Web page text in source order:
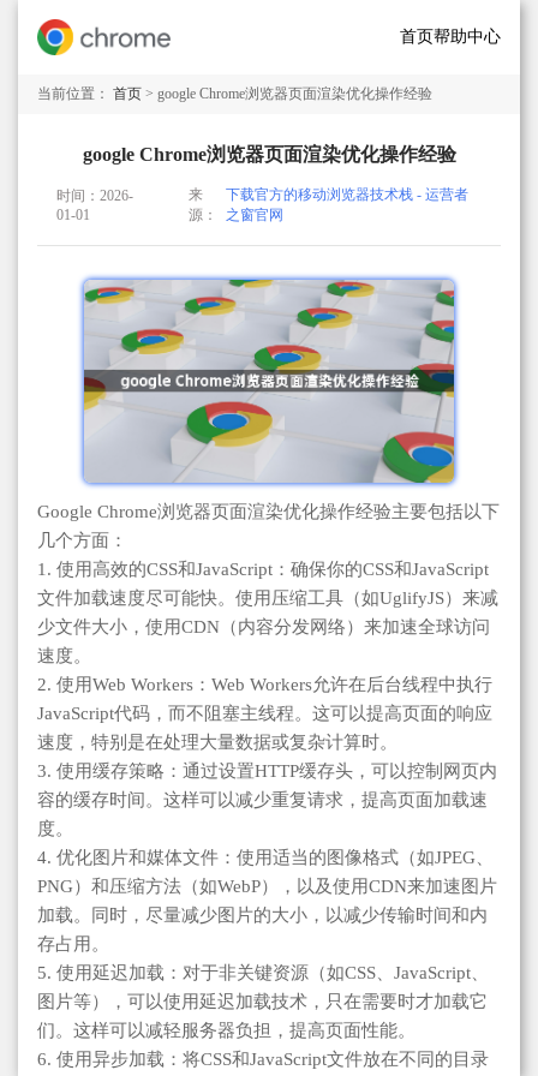
首页帮助中心
当前位置： 首页 > google Chrome浏览器页面渲染优化操作经验
google Chrome浏览器页面渲染优化操作经验
时间：2026-
01-01
来
源：
下载官方的移动浏览器技术栈 - 运营者
之窗官网
Google Chrome浏览器页面渲染优化操作经验主要包括以下
几个方面：
1. 使用高效的CSS和JavaScript：确保你的CSS和JavaScript
文件加载速度尽可能快。使用压缩工具（如UglifyJS）来减
少文件大小，使用CDN（内容分发网络）来加速全球访问
速度。
2. 使用Web Workers：Web Workers允许在后台线程中执行
JavaScript代码，而不阻塞主线程。这可以提高页面的响应
速度，特别是在处理大量数据或复杂计算时。
3. 使用缓存策略：通过设置HTTP缓存头，可以控制网页内
容的缓存时间。这样可以减少重复请求，提高页面加载速
度。
4. 优化图片和媒体文件：使用适当的图像格式（如JPEG、
PNG）和压缩方法（如WebP），以及使用CDN来加速图片
加载。同时，尽量减少图片的大小，以减少传输时间和内
存占用。
5. 使用延迟加载：对于非关键资源（如CSS、JavaScript、
图片等），可以使用延迟加载技术，只在需要时才加载它
们。这样可以减轻服务器负担，提高页面性能。
6. 使用异步加载：将CSS和JavaScript文件放在不同的目录